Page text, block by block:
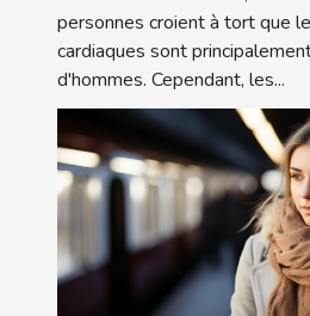
personnes croient à tort que
cardiaques sont
d'hommes. Cependant, les...